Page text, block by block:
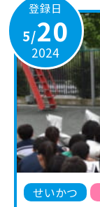
登録日
5/20
2024
せいかつ